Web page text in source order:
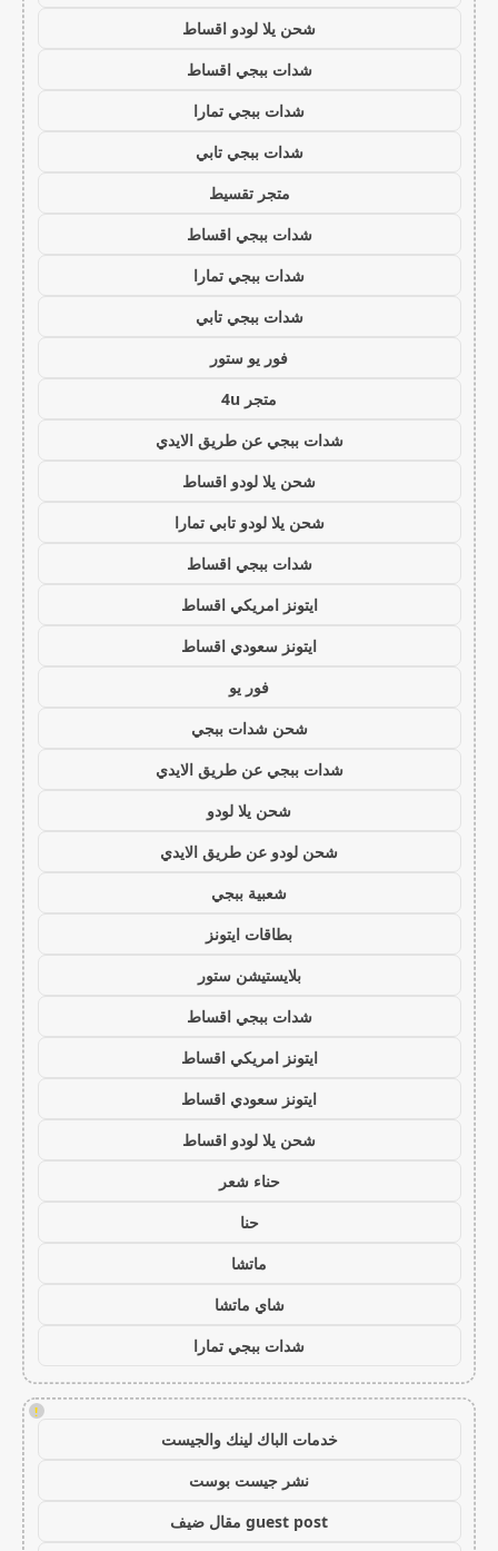
شحن يلا لودو اقساط
شدات ببجي اقساط
شدات ببجي تمارا
شدات ببجي تابي
متجر تقسيط
شدات ببجي اقساط
شدات ببجي تمارا
شدات ببجي تابي
فور يو ستور
متجر 4u
شدات ببجي عن طريق الايدي
شحن يلا لودو اقساط
شحن يلا لودو تابي تمارا
شدات ببجي اقساط
ايتونز امريكي اقساط
ايتونز سعودي اقساط
فور يو
شحن شدات ببجي
شدات ببجي عن طريق الايدي
شحن يلا لودو
شحن لودو عن طريق الايدي
شعبية ببجي
بطاقات ايتونز
بلايستيشن ستور
شدات ببجي اقساط
ايتونز امريكي اقساط
ايتونز سعودي اقساط
شحن يلا لودو اقساط
حناء شعر
حنا
ماتشا
شاي ماتشا
شدات ببجي تمارا
!
خدمات الباك لينك والجيست
نشر جيست بوست
guest post مقال ضيف